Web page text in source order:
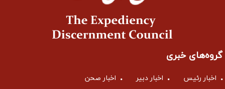
گروه‌های خبری
اخبار رئیس اخبار دبیر اخبار صحن